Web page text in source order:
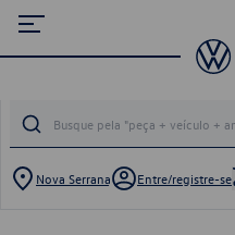
Nova Serrana Entre/registre-se